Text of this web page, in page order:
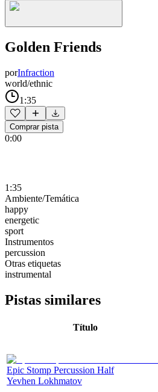
Golden Friends
porInfraction
world/ethnic
1:35
Comprar pista
0:00
1:35
Ambiente/Temática
happy
energetic
sport
Instrumentos
percussion
Otras etiquetas
instrumental
Pistas similares
Título
Epic Stomp Percussion Half
Yevhen Lokhmatov